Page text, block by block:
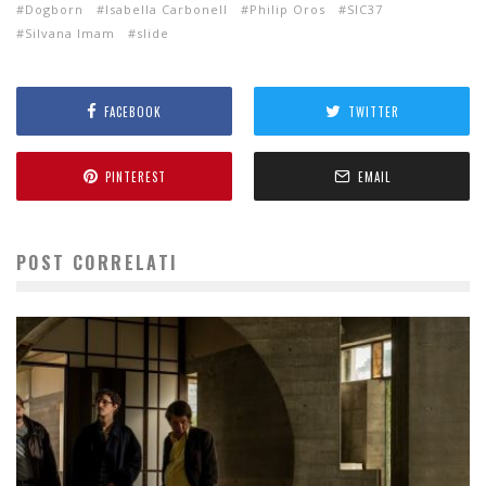
Dogborn Isabella Carbonell Philip Oros
SIC37
Silvana Imam
slide
FACEBOOK TWITTER
PINTEREST EMAIL
POST CORRELATI